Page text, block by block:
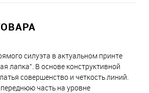
силуэта в актуальном принте
лапка". В основе конструктивной
совершенство и четкость линий.
часть на уровне